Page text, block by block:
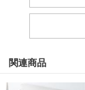
関連商品